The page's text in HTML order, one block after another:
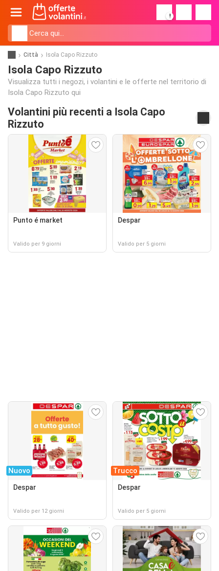
!
Città Isola Capo Rizzuto
Isola Capo Rizzuto
Visualizza tutti i negozi, i volantini e le offerte nel territorio di
Isola Capo Rizzuto qui
Volantini più recenti a Isola Capo
Rizzuto
Punto é market
Valido per 9 giorni
Despar
Valido per 5 giorni
Nuovo
Despar
Valido per 12 giorni
Trucco
Despar
Valido per 5 giorni